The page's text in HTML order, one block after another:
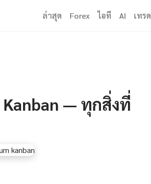
ล่าสุด Forex ไอที AI เทรด
Kanban — ทุกสิ่งที่